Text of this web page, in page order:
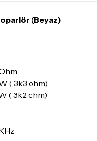
ürünleri, teslimat
iade edebilir ya da
için
(Beyaz)
( 3k3 ohm)
( 3k2 ohm)